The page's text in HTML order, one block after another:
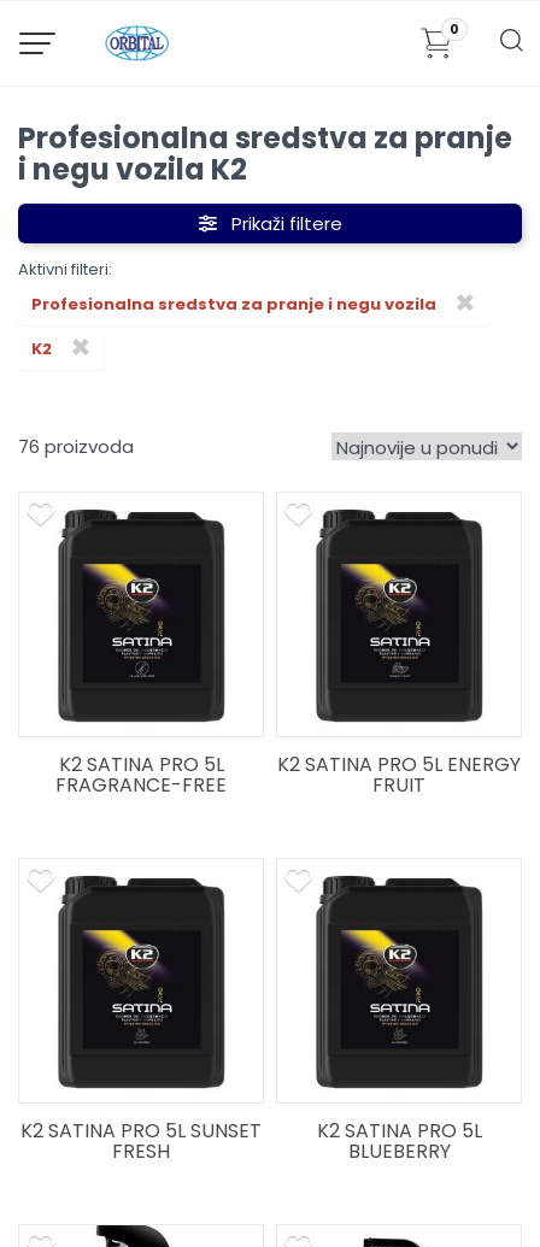
0
Profesionalna sredstva za pranje
i negu vozila K2
Prikaži filtere
Aktivni filteri:
×
Profesionalna sredstva za pranje i negu vozila
×
K2
76
K2 SATINA PRO 5L
FRAGRANCE-FREE
K2 SATINA PRO 5L ENERGY
FRUIT
K2 SATINA PRO 5L SUNSET
FRESH
K2 SATINA PRO 5L
BLUEBERRY